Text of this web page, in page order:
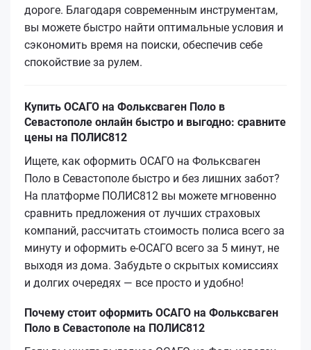
дороге. Благодаря современным инструментам,
вы можете быстро найти оптимальные условия и
сэкономить время на поиски, обеспечив себе
спокойствие за рулем.
Купить ОСАГО на Фольксваген Поло в
Севастополе онлайн быстро и выгодно: сравните
цены на ПОЛИС812
Ищете, как оформить ОСАГО на Фольксваген
Поло в Севастополе быстро и без лишних забот?
На платформе ПОЛИС812 вы можете мгновенно
сравнить предложения от лучших страховых
компаний, рассчитать стоимость полиса всего за
минуту и оформить е-ОСАГО всего за 5 минут, не
выходя из дома. Забудьте о скрытых комиссиях
и долгих очередях — все просто и удобно!
Почему стоит оформить ОСАГО на Фольксваген
Поло в Севастополе на ПОЛИС812